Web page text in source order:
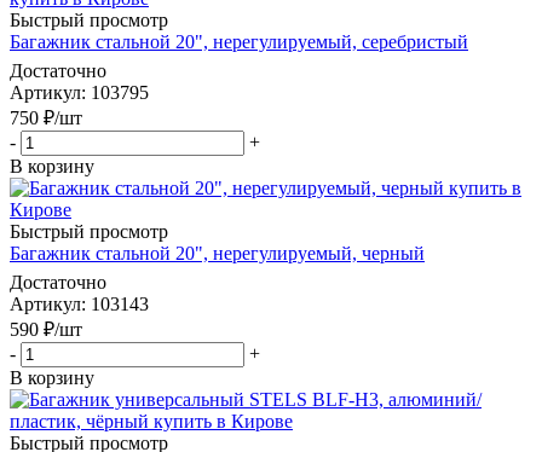
Быстрый просмотр
Багажник стальной 20", нерегулируемый, серебристый
Достаточно
Артикул: 103795
750 ₽/шт
-
+
В корзину
Быстрый просмотр
Багажник стальной 20", нерегулируемый, черный
Достаточно
Артикул: 103143
590 ₽/шт
-
+
В корзину
Быстрый просмотр